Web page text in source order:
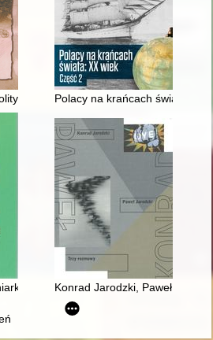
Wincentego Witosa od
Polacy na krańcach świata :
i sanitariuszki w służbie Niepodległej
Konrad Jarodzki, Paweł